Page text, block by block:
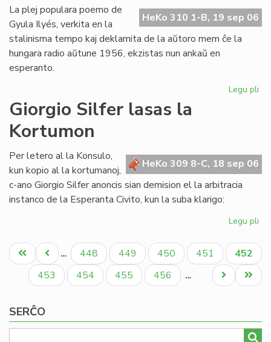
HeKo 310 1-B, 19 sep 06
La plej populara poemo de
Gyula Ilyés, verkita en la
stalinisma tempo kaj deklamita de la aŭtoro mem ĉe la
hungara radio aŭtune 1956, ekzistas nun ankaŭ en
esperanto.
Legu pli
Giorgio Silfer lasas la
Kortumon
HeKo 309 8-C, 18 sep 06
Per letero al la Konsulo,
kun kopio al la kortumanoj,
c-ano Giorgio Silfer anoncis sian demision el la arbitracia
instanco de la Esperanta Civito, kun la suba klarigo:
Legu pli
la
Pagination
Unua
paĝo
Antaŭa
paĝo
… Paĝo
448 Paĝo
449 Paĝo
450 Paĝo
451
Aktuala
paĝo
452
Paĝo
453 Paĝo
454 Paĝo
455 Paĝo
456 …
Last
page
Next
page
SERĈO